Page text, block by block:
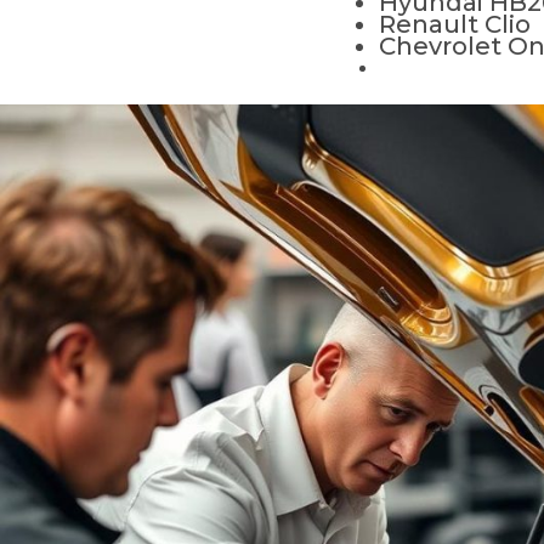
Renault Clio
Chevrolet